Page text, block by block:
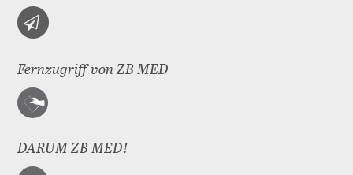
Fernzugriff von ZB MED
DARUM ZB MED!